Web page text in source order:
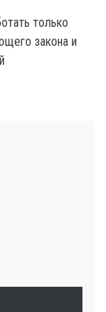
только
закона и